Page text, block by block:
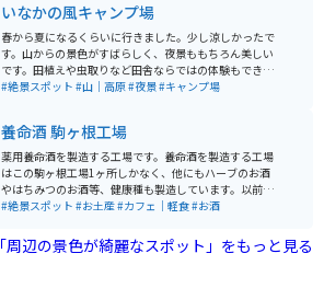
期に建立され、歴史的な趣を感じさせます。 程よいコー
ナーと直線がつづき、バイクやスポーツカーで走るのに
最高の道です。秋は広葉樹の紅葉が綺麗です。オープン
カーでの走行はとても気持ちの良い道です。峠からは南
アルプスの美しい景観を望むことができ、四季折々の自
いなかの風キャンプ場
春から夏になるくらいに行きました。少し涼しかったで
す。山からの景色がすばらしく、夜景ももちろん美しい
です。田植えや虫取りなど田舎ならではの体験もできま
す。自然たっぷりの中でのキャンプは超おすすめです。
#絶景スポット #山｜高原#夜景#キャンプ場
養命酒 駒ヶ根工場
薬用養命酒を製造する工場です。養命酒を製造する工場
はこの駒ヶ根工場1ヶ所しかなく、他にもハーブのお酒
やはちみつのお酒等、健康種も製造しています。以前ま
では時間制で案内員の方が案内してくれましたが、リニ
養命酒やハーブのお酒、黒酢などの試飲コーナー、お土
産を購入できる店にカフェスペースもあります。工場か
#絶景スポット #お土産#カフェ｜軽食#お酒
「周辺の景色が綺麗なスポット」をもっと見る